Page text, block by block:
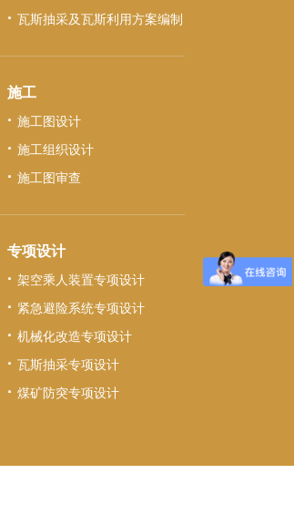
· 瓦斯抽采及瓦斯利用方案编制
施工
· 施工图设计
· 施工组织设计
· 施工图审查
专项设计
· 架空乘人装置专项设计
· 紧急避险系统专项设计
· 机械化改造专项设计
· 瓦斯抽采专项设计
· 煤矿防突专项设计